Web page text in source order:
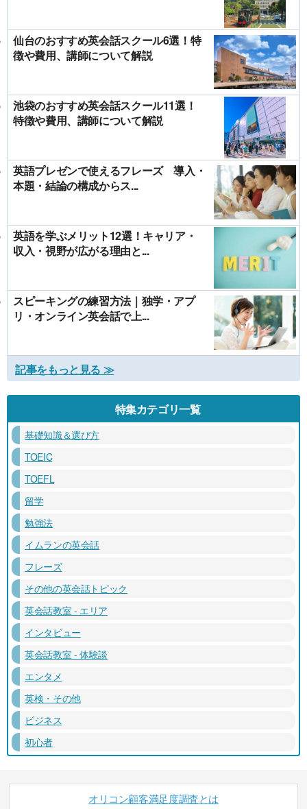
仙台のおすすめ英会話スクール6選！特
徴や費用、講師について解説
池袋のおすすめ英会話スクール11選！
特徴や費用、講師について解説
英語プレゼンで使えるフレーズ 導入・
本題・結論の構成からス...
英語を学ぶメリット12選！キャリア・
収入・視野が広がる理由と...
スピーキングの練習方法｜独学・アプ
リ・オンライン英会話で上...
記事をもっと見る ≫
特集カテゴリ一覧
基礎知識＆選び方
TOEIC
TOEFL
留学
勉強法
イムランの英会話
フレーズ
その他の英会話トピック
英会話教室 - エリア
インタビュー
英会話教室 - 体験談
エンタメ
英検・その他
ビジネス
初心者
オリコン顧客満足度調査とは